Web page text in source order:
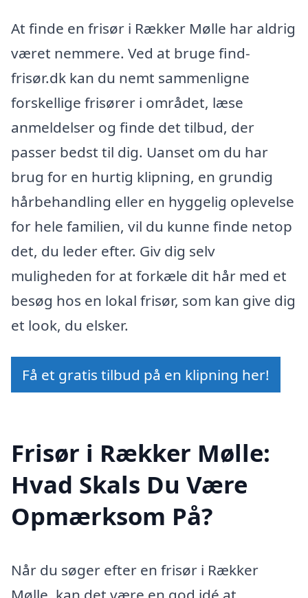
At finde en frisør i Rækker Mølle har aldrig
været nemmere. Ved at bruge find-
frisør.dk kan du nemt sammenligne
forskellige frisører i området, læse
anmeldelser og finde det tilbud, der
passer bedst til dig. Uanset om du har
brug for en hurtig klipning, en grundig
hårbehandling eller en hyggelig oplevelse
for hele familien, vil du kunne finde netop
det, du leder efter. Giv dig selv
muligheden for at forkæle dit hår med et
besøg hos en lokal frisør, som kan give dig
et look, du elsker.
Få et gratis tilbud på en klipning her!
Frisør i Rækker Mølle:
Hvad Skals Du Være
Opmærksom På?
Når du søger efter en frisør i Rækker